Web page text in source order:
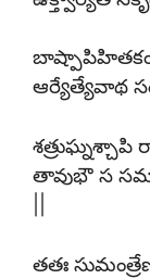
ఆర్యేత్యేవాథ
శత్రుఘ్నశ్చాపి
తావుభౌ స
తతః